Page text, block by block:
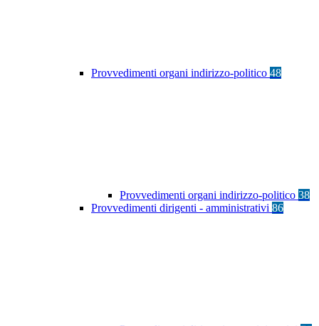
Provvedimenti organi indirizzo-politico 48
Provvedimenti organi indirizzo-politico 38
Provvedimenti dirigenti - amministrativi 86